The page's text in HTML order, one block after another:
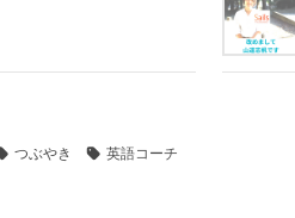
つぶやき 英語コーチ